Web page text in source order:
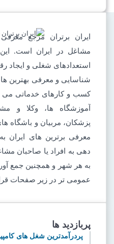
ایران برتران مرجع
مشاغل در ایران است.
استعدادهای شغلی و ایجاد
شناسایی و معرفی بهترین
کسب و کارهای خدماتی می
آموزشگاه ها، وکلا و
پزشکان، مربیان و باشگاه
معرفی برترین های
دهی به افراد یا صاحبان
به هر شهر و همچنین جمع
عمومی تر در زیر صفحات
پربازدید ها
پردرآمدترین شغل های